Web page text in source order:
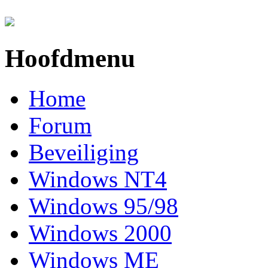
Hoofdmenu
Home
Forum
Beveiliging
Windows NT4
Windows 95/98
Windows 2000
Windows ME